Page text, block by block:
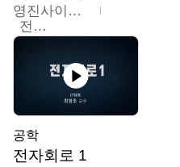
영진사이버대학교
전병현
공학
전자회로 1